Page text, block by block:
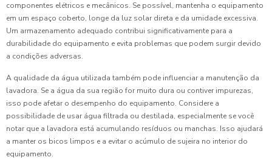
componentes elétricos e mecânicos. Se possível, mantenha o equipamento
em um espaço coberto, longe da luz solar direta e da umidade excessiva.
Um armazenamento adequado contribui significativamente para a
durabilidade do equipamento e evita problemas que podem surgir devido
a condições adversas.
A qualidade da água utilizada também pode influenciar a manutenção da
lavadora. Se a água da sua região for muito dura ou contiver impurezas,
isso pode afetar o desempenho do equipamento. Considere a
possibilidade de usar água filtrada ou destilada, especialmente se você
notar que a lavadora está acumulando resíduos ou manchas. Isso ajudará
a manter os bicos limpos e a evitar o acúmulo de sujeira no interior do
equipamento.